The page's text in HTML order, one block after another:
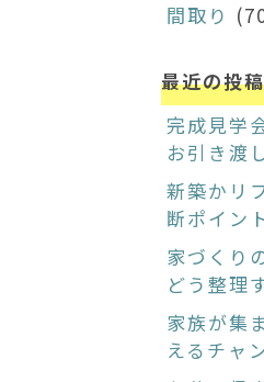
間取り
最近の投稿
完成見学
お引き渡
新築かリ
断ポイン
家づくり
どう整理
家族が集
えるチャ